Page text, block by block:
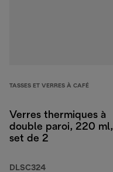
TASSES ET VERRES À CAFÉ
Verres thermiques à
double paroi, 220 ml,
set de 2
DLSC324